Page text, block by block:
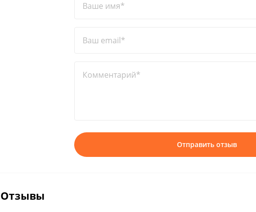
Ваше имя*
Ваш email*
Комментарий*
Отправить отзыв
Отзывы